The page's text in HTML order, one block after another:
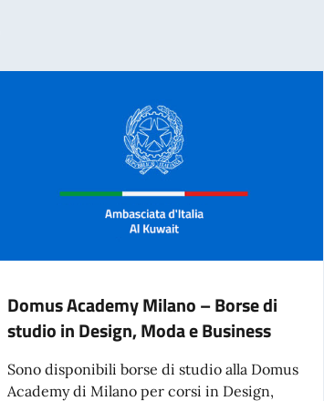
Domus Academy Milano – Borse di
studio in Design, Moda e Business
Sono disponibili borse di studio alla Domus
Academy di Milano per corsi in Design,